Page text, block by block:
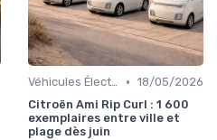
Véhicules Électriques sans Permis • 18/05/2026
Citroën Ami Rip Curl : 1 600
exemplaires entre ville et
plage dès juin